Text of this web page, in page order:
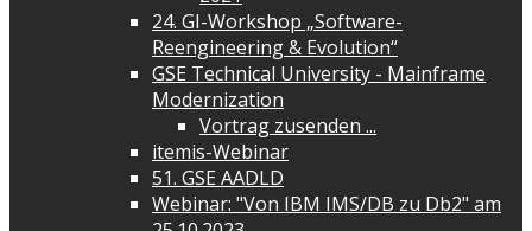
24. GI-Workshop „Software-
Reengineering & Evolution“
GSE Technical University - Mainframe
Modernization
Vortrag zusenden ...
itemis-Webinar
51. GSE AADLD
Webinar: "Von IBM IMS/DB zu Db2" am